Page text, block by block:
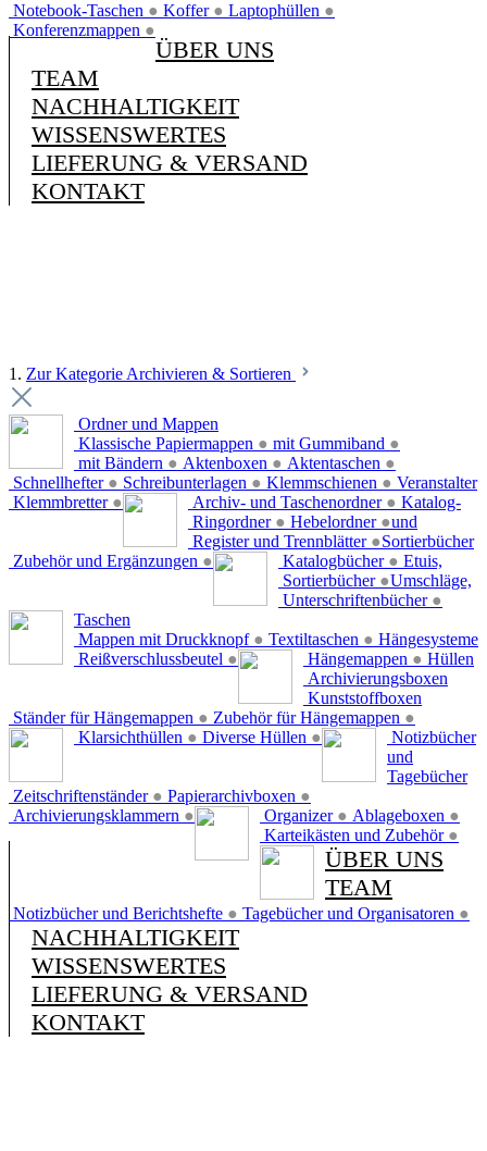
Notebook-Taschen ● Koffer ● Laptophüllen ●
Konferenzmappen ●
ÜBER UNS
TEAM
NACHHALTIGKEIT
WISSENSWERTES
LIEFERUNG & VERSAND
KONTAKT
1. Zur Kategorie Archivieren & Sortieren
Ordner und Mappen
Klassische Papiermappen ● mit Gummiband ●
mit Bändern ● Aktenboxen ● Aktentaschen ●
Schnellhefter ● Schreibunterlagen ● Klemmschienen ●
Klemmbretter ●
Veranstalter
Archiv- und Taschenordner ●
Ringordner ● Hebelordner ●
Register und Trennblätter ●
Zubehör und Ergänzungen ●
Katalog-
und
Sortierbücher
Katalogbücher ●
Sortierbücher ●
Unterschriftenbücher ●
Etuis,
Umschläge,
Taschen
Mappen mit Druckknopf ● Textiltaschen ●
Reißverschlussbeutel ●
Hängesysteme
Hängemappen ●
Ständer für Hängemappen ● Zubehör für Hängemappen ●
Hüllen
Klarsichthüllen ● Diverse Hüllen ●
Archivierungsboxen
Zeitschriftenständer ● Papierarchivboxen ●
Archivierungsklammern ●
Kunststoffboxen
Organizer ● Ablageboxen ●
Karteikästen und Zubehör ●
Notizbücher
und
Tagebücher
Notizbücher und Berichtshefte ● Tagebücher und Organisatoren ●
ÜBER UNS
TEAM
NACHHALTIGKEIT
WISSENSWERTES
LIEFERUNG & VERSAND
KONTAKT